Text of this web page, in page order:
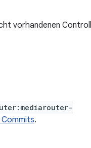
vorhandenen
.